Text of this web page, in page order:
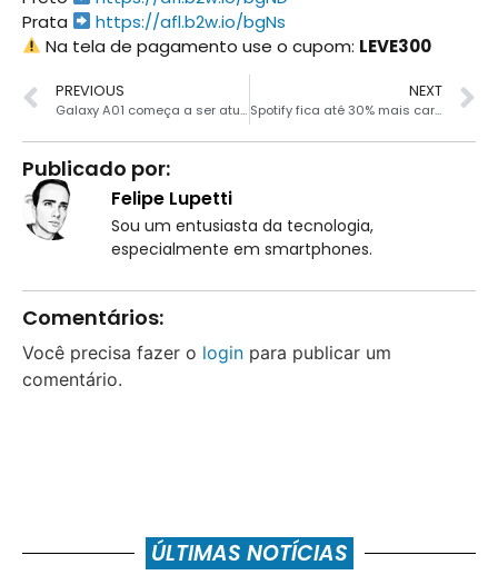
Prata
https://afl.b2w.io/bgNs
Na tela de pagamento use o cupom: LEVE300
PREVIOUS
Galaxy A01 começa a ser atualizado para o Android 11
NEXT
Spotify fica até 30% mais caro no Brasil
Publicado por:
Felipe Lupetti
Sou um entusiasta da tecnologia,
especialmente em smartphones.
Comentários:
Você precisa fazer o login para publicar um
comentário.
ÚLTIMAS NOTÍCIAS